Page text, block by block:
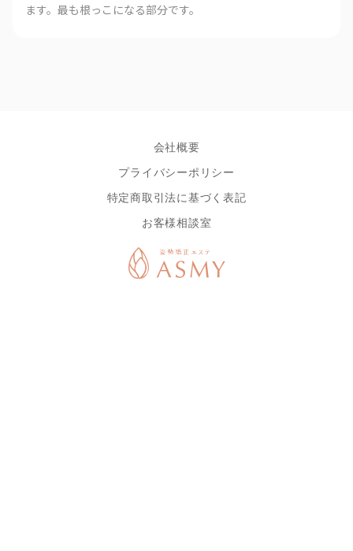
ます。最も根っこになる部分です。
会社概要
プライバシーポリシー
特定商取引法に基づく表記
お客様相談室